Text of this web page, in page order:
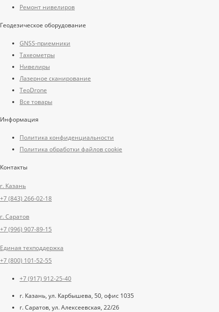
Ремонт нивелиров
Геодезическое оборудование
GNSS-приемники
Тахеометры
Нивелиры
Лазерное сканирование
TeoDrone
Все товары
Информация
Политика конфиденциальности
Политика обработки файлов cookie
Контакты
г. Казань
+7 (843) 266-02-18
г. Саратов
+7 (996) 907-89-15
Единая техподдержка
+7 (800) 101-52-55
+7 (917) 912-25-40
г. Казань, ул. Карбышева, 50, офис 1035
г. Саратов, ул. Алексеевская, 22/26